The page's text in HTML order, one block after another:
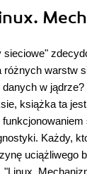
warstw
w
książka ta
Każdy,
uciążliwego